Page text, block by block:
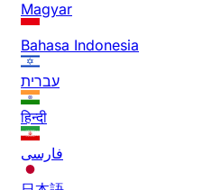
Magyar
Bahasa Indonesia
עברית
हिन्दी
فارسی